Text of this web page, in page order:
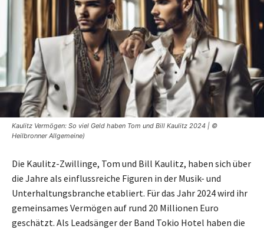
Kaulitz Vermögen: So viel Geld haben Tom und Bill Kaulitz 2024 | ©
Heilbronner Allgemeine)
Die Kaulitz-Zwillinge, Tom und Bill Kaulitz, haben sich über
die Jahre als einflussreiche Figuren in der Musik- und
Unterhaltungsbranche etabliert. Für das Jahr 2024 wird ihr
gemeinsames Vermögen auf rund 20 Millionen Euro
geschätzt. Als Leadsänger der Band Tokio Hotel haben die